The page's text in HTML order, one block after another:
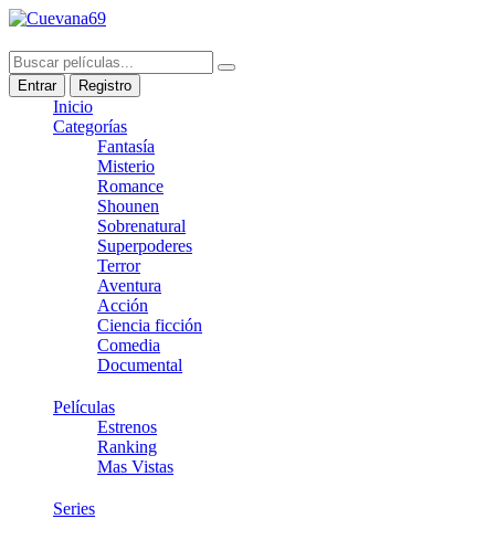
Entrar Registro
Inicio
Categorías
Fantasía
Misterio
Romance
Shounen
Sobrenatural
Superpoderes
Terror
Aventura
Acción
Ciencia ficción
Comedia
Documental
Películas
Estrenos
Ranking
Mas Vistas
Series